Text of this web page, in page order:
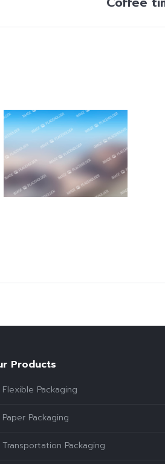
Products
Flexible Packaging
Paper Packaging
Transportation Packaging